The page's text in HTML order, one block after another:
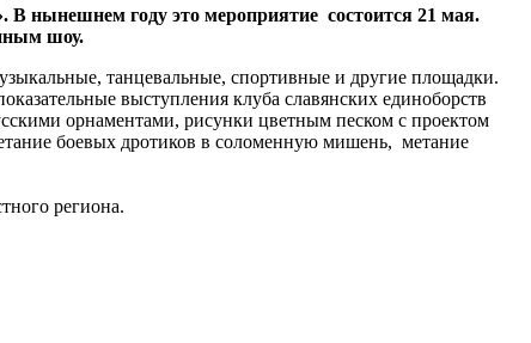
В нынешнем году это мероприятие состоится 21 мая.
шоу.
танцевальные, спортивные и другие площадки.
выступления клуба славянских единоборств
орнаментами, рисунки цветным песком с проектом
боевых дротиков в соломенную мишень, метание
региона.